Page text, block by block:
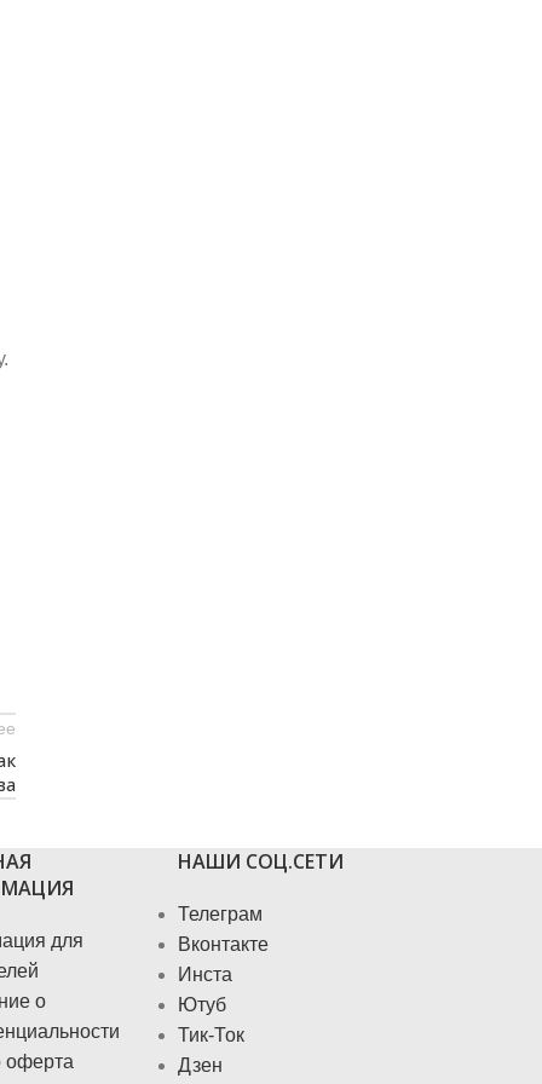
для
о
оферта
НАШИ СОЦ.СЕТИ
Телеграм
Вконтакте
Инста
Ютуб
Тик-Ток
Дзен